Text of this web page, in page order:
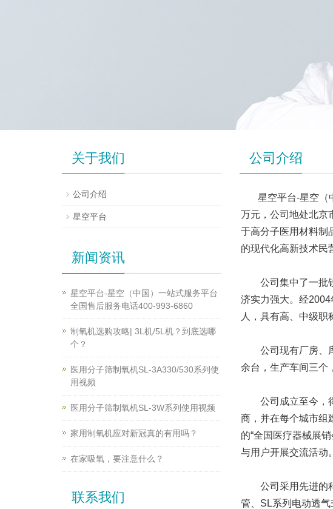
公司介绍
星空平台-星空（
万元，公司地处北京
于高分子医用材料制
的现代化高新技术民
公司集中了一批锐
济实力强大。经
人，具有高、中级职
公司现有厂房、库
余台，生产车间三个
公司成立至今，得
商，并在每个城市组
的“全国医疗器械展
与用户开展交流活动。
公司采用先进的科
管、SL系列电动透
关于我们
公司介绍
星空平台
新闻资讯
星空平台-星空（中国）一站式服务平台
全国售后服务电话400-993-6860
制氧机选购攻略| 3L机/5L机？到底选哪
个？
医用分子筛制氧机SL-3A330/530系列使
用视频
医用分子筛制氧机SL-3W系列使用视频
家用制氧机应对新冠真的有用吗？
在家吸氧，要注意什么？
联系我们